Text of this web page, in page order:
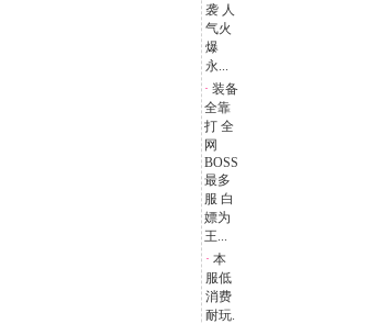
袭 人
气火
爆
永...
· 装备
全靠
打 全
网
BOSS
最多
服 白
嫖为
王...
· 本
服低
消费
耐玩.